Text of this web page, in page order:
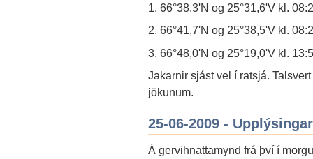
1. 66°38,3'N og 25°31,6'V kl.
2. 66°41,7'N og 25°38,5'V kl.
3. 66°48,0'N og 25°19,0'V kl.
Jakarnir sjást vel í ratsjá.
jökunum.
25-06-2009 -
Á gervihnattamynd frá því í